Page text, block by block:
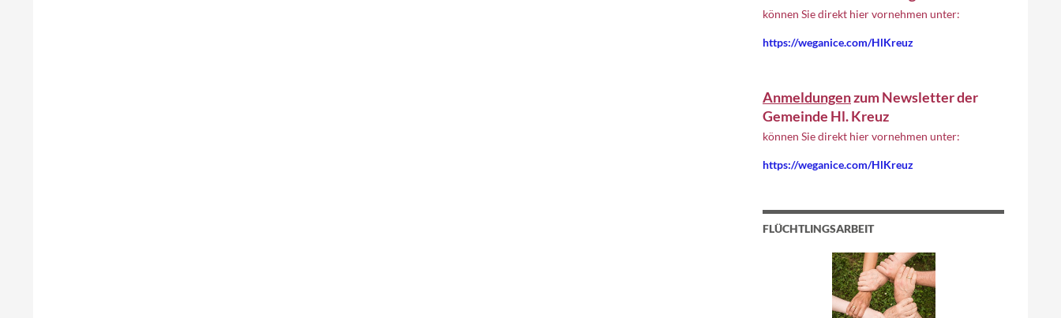
können Sie direkt hier vornehmen unter:
https://weganice.com/HlKreuz
Anmeldungenzum Newsletter der
Gemeinde Hl. Kreuz
können Sie direkt hier vornehmen unter:
https://weganice.com/HlKreuz
FLÜCHTLINGSARBEIT